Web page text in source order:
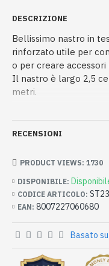
DESCRIZIONE
Bellissimo nastro in
rinforzato utile per
o per creare
Il nastro è largo 2,5
metri.
RECENSIONI
DISPONIBILE:
CODICE ARTICOLO:
EAN: 8007227060680
PRODUCT VIEWS: 1730
Basato